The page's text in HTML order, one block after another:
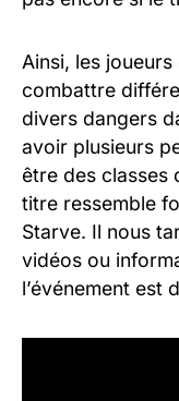
Ainsi, les
combattre
divers dangers
avoir plusieurs
être des classes
titre ressemble
Starve. Il nous
vidéos ou
l’événement est